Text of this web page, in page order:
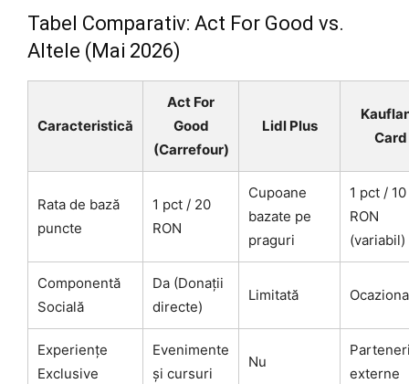
Tabel Comparativ: Act For Good vs.
Altele (Mai 2026)
Caracteristică
Act For
Good
(Carrefour)
Lidl Plus
Card
Rata de bază
puncte
1 pct / 20
RON
Cupoane
bazate pe
praguri
1 pct / 10
RON
(variabil)
Componentă
Socială
Da (Donații
directe)
Limitată
Experiențe
Exclusive
Evenimente
și cursuri
Nu
externe